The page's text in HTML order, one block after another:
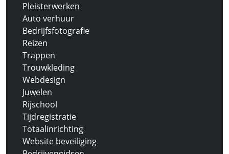
Pleisterwerken
Auto verhuur
Bedrijfsfotografie
Reizen
Trappen
Trouwkleding
Webdesign
Juwelen
Rijschool
Tijdregistratie
Totaalinrichting
Website beveiliging